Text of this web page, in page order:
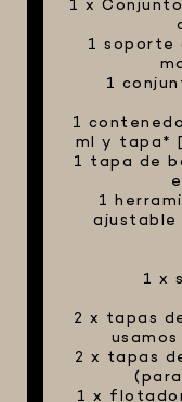
1 x
1 soporte
1
1
ml y tapa*
1 tapa de
1
ajustable
1 x
2 x tapas
2 x tapas
1 x